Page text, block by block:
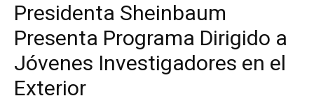
Presidenta Sheinbaum
Presenta Programa Dirigido a
Jóvenes Investigadores en el
Exterior